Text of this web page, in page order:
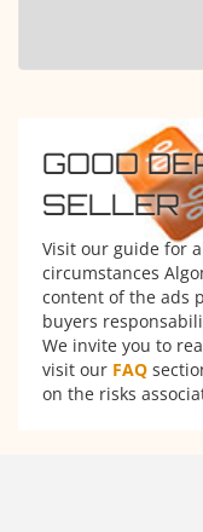
GOOD
SELLER
Visit our guide for
circumstances
content of the ads
buyers
We invite you to
visit our FAQ
on the risks